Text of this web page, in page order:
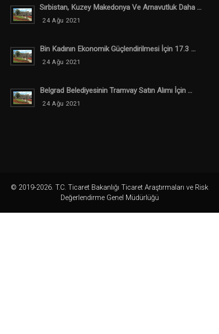
Sırbistan, Kuzey Makedonya Ve Arnavutluk Daha ...
24 Ağu 2021
Bin Kadının Ekonomik Güçlendirilmesi İçin 17.3 ...
24 Ağu 2021
Belgrad Belediyesinin Tramvay Satın Alımı İçin ...
24 Ağu 2021
© 2019-2026. T.C. Ticaret Bakanlığı Ticaret Araştırmaları ve Risk
Değerlendirme Genel Müdürlüğü